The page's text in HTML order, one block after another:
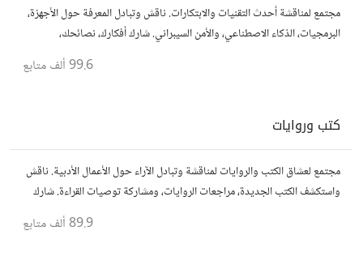
مجتمع لمناقشة أحدث التقنيات والابتكارات. ناقش وتبادل المعرفة حول الأجهزة،
البرمجيات، الذكاء الاصطناعي، والأمن السيبراني. شارك أفكارك، نصائحك،
99.6 ألف متابع
كتب وروايات
مجتمع لعشاق الكتب والروايات لمناقشة وتبادل الآراء حول الأعمال الأدبية. ناقش
واستكشف الكتب الجديدة، مراجعات الروايات، ومشاركة توصيات القراءة. شارك
89.9 ألف متابع